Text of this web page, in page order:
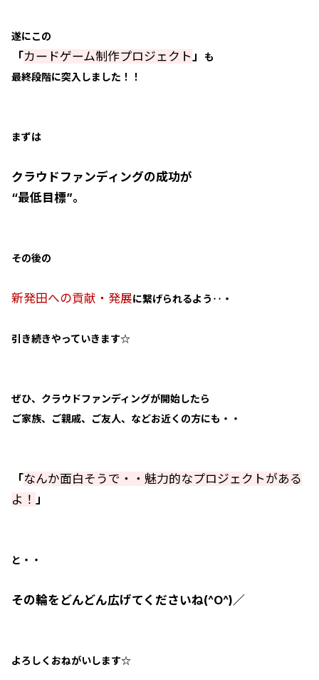
遂にこの
「カードゲーム制作プロジェクト」
も
最終段階に突入しました！！
まずは
クラウドファンディングの成功が
“最低目標”。
その後の
新発田への貢献・発展に繋げられるよう‥・
引き続きやっていきます☆
ぜひ、クラウドファンディングが開始したら
ご家族、ご親戚、ご友人、などお近くの方にも・・
「なんか面白そうで・・魅力的なプロジェクトがある
よ！ 」
と・・
その輪をどんどん広げてくださいね(^O^)／
よろしくおねがいします☆